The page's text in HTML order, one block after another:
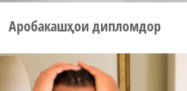
Аробакашҳои дипломдор